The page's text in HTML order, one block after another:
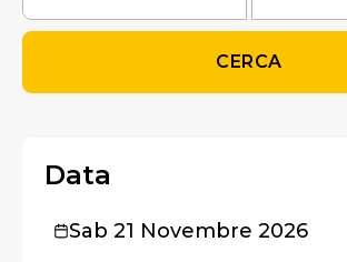
CERCA
Data
Sab 21 Novembre 2026